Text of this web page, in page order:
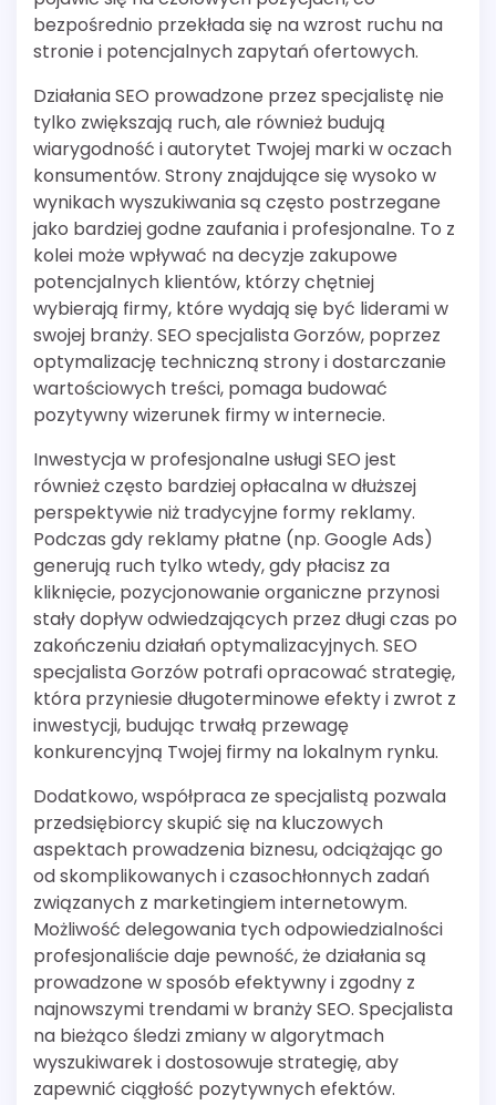
bezpośrednio przekłada się na wzrost ruchu na
stronie i potencjalnych zapytań ofertowych.
Działania SEO prowadzone przez specjalistę nie
tylko zwiększają ruch, ale również budują
wiarygodność i autorytet Twojej marki w oczach
konsumentów. Strony znajdujące się wysoko w
wynikach wyszukiwania są często postrzegane
jako bardziej godne zaufania i profesjonalne. To z
kolei może wpływać na decyzje zakupowe
potencjalnych klientów, którzy chętniej
wybierają firmy, które wydają się być liderami w
swojej branży. SEO specjalista Gorzów, poprzez
optymalizację techniczną strony i dostarczanie
wartościowych treści, pomaga budować
pozytywny wizerunek firmy w internecie.
Inwestycja w profesjonalne usługi SEO jest
również często bardziej opłacalna w dłuższej
perspektywie niż tradycyjne formy reklamy.
Podczas gdy reklamy płatne (np. Google Ads)
generują ruch tylko wtedy, gdy płacisz za
kliknięcie, pozycjonowanie organiczne przynosi
stały dopływ odwiedzających przez długi czas po
zakończeniu działań optymalizacyjnych. SEO
specjalista Gorzów potrafi opracować strategię,
która przyniesie długoterminowe efekty i zwrot z
inwestycji, budując trwałą przewagę
konkurencyjną Twojej firmy na lokalnym rynku.
Dodatkowo, współpraca ze specjalistą pozwala
przedsiębiorcy skupić się na kluczowych
aspektach prowadzenia biznesu, odciążając go
od skomplikowanych i czasochłonnych zadań
związanych z marketingiem internetowym.
Możliwość delegowania tych odpowiedzialności
profesjonaliście daje pewność, że działania są
prowadzone w sposób efektywny i zgodny z
najnowszymi trendami w branży SEO. Specjalista
na bieżąco śledzi zmiany w algorytmach
wyszukiwarek i dostosowuje strategię, aby
zapewnić ciągłość pozytywnych efektów.